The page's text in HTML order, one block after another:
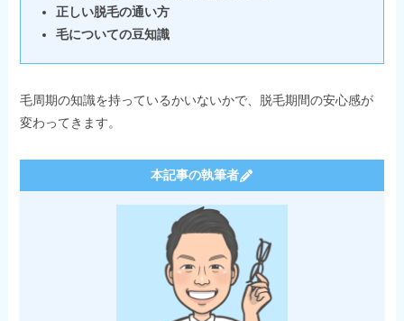
正しい脱毛の通い方
毛についての豆知識
毛周期の知識を持っているかいないかで、脱毛期間の安心感が
変わってきます。
本記事の執筆者